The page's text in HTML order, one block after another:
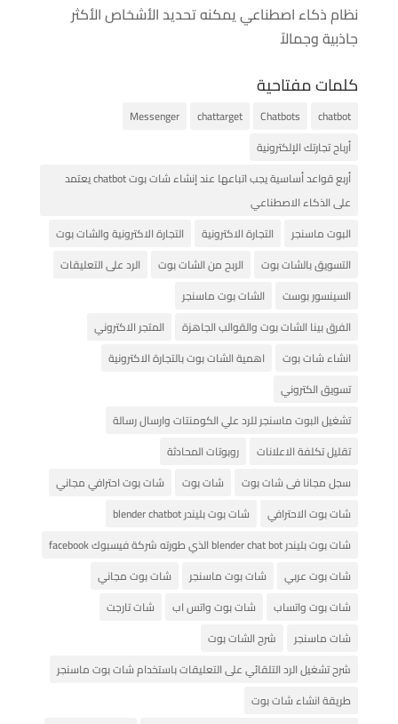
نظام ذكاء اصطناعي يمكنه تحديد الأشخاص الأكثر
جاذبية وجمالاً
كلمات مفتاحية
chatbot
Chatbots
chattarget
Messenger
أرباح تجارتك الإلكترونية
أربع قواعد أساسية يجب اتباعها عند إنشاء شات بوت chatbot يعتمد
على الذكاء الاصطناعي
البوت ماسنجر
التجارة الاكترونية
التجارة الاكترونية والشات بوت
التسويق بالشات بوت
الربح من الشات بوت
الرد على التعليقات
السينسور بوست
الشات بوت ماسنجر
الفرق بينا الشات بوت والقوالب الجاهزة
المتجر الاكتروني
انشاء شات بوت
اهمية الشات بوت بالتجارة الاكترونية
تسويق الكتروني
تشغيل البوت ماسنجر للرد علي الكومنتات وارسال رسالة
تقليل تكلفة الاعلانات
روبوتات المحادثة
سجل مجانا فى شات بوت
شات بوت
شات بوت احترافي مجاني
شات بوت الاحترافي
شات بوت بليندر blender chatbot
شات بوت بليندر blender chat bot الذي طورته شركة فيسبوك facebook
شات بوت عربي
شات بوت ماسنجر
شات بوت مجاني
شات بوت واتساب
شات بوت واتس اب
شات تارجت
شات ماسنجر
شرح الشات بوت
شرح تشغيل الرد التلقائي على التعليقات باستخدام شات بوت ماسنجر
طريقة انشاء شات بوت